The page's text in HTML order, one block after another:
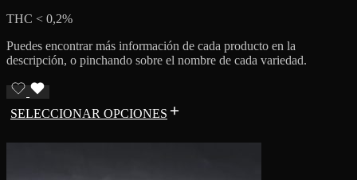
THC < 0,2%
Puedes encontrar más información de cada producto en la
descripción, o pinchando sobre el nombre de cada variedad.
SELECCIONAR OPCIONES